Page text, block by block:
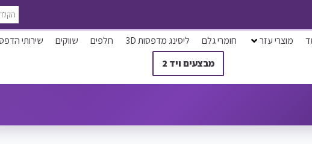
מוצרי עזר חומרי גלם ליסינג מדפסות 3D חלפים שווקים
שירותי
מבצעים ויד 2